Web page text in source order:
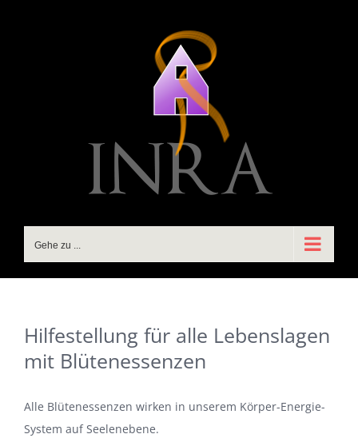
Gehe zu ...
Hilfestellung für alle Lebenslagen
mit Blütenessenzen
Alle Blütenessenzen wirken in unserem Körper-Energie-
System auf Seelenebene.